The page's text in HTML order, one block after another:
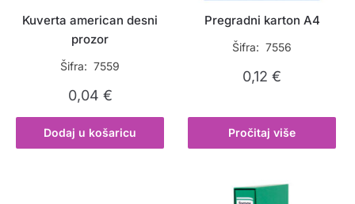
Kuverta american desni
prozor
Šifra: 7559
0,04 €
Dodaj u košaricu
Pregradni karton A4
Šifra: 7556
0,12€
Pročitaj više